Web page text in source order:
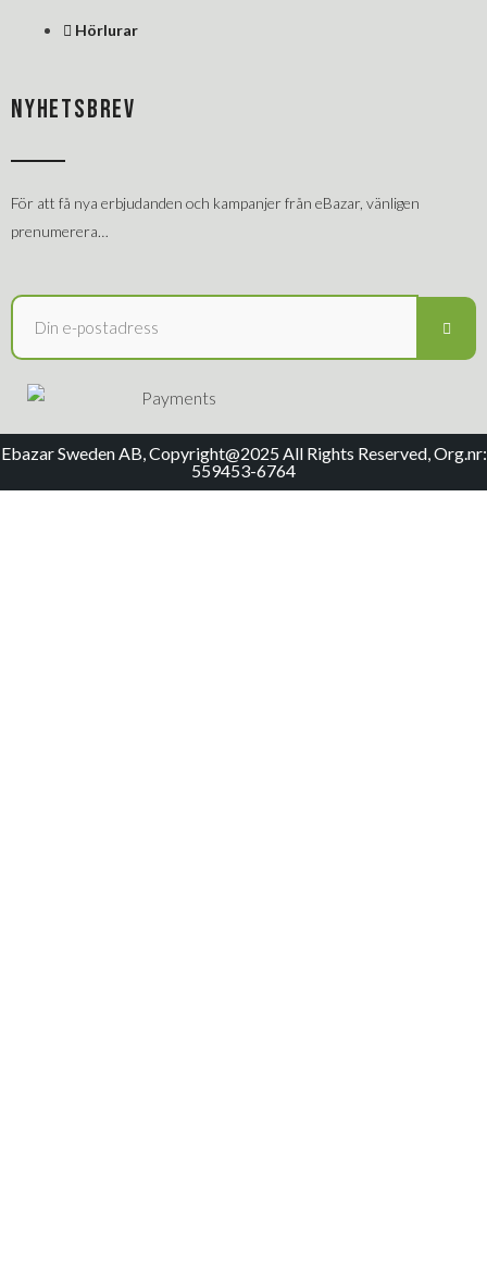
Hörlurar
NYHETSBREV
För att få nya erbjudanden och kampanjer från eBazar, vänligen
prenumerera…
Ebazar Sweden AB, Copyright@2025 All Rights Reserved, Org.nr:
559453-6764